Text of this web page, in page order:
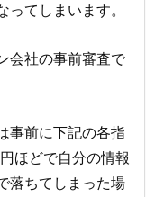
てしまいます。
会社の事前審査で
事前に下記の各指
ほどで自分の情報
落ちてしまった場